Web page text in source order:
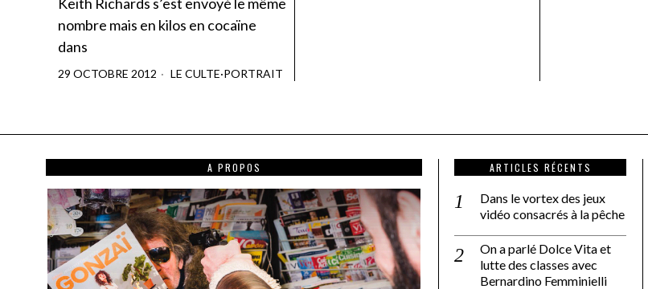
nombre mais en kilos en cocaïne
dans
29 OCTOBRE 2012 LE CULTE·PORTRAIT
A PROPOS ARTICLES RÉCENTS
Dans le vortex des jeux
vidéo consacrés à la pêche
On a parlé Dolce Vita et
lutte des classes avec
Bernardino Femminielli